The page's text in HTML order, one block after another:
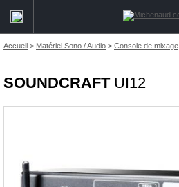
Accueil > Matériel Sono / Audio > Console de mixage
SOUNDCRAFTUI12